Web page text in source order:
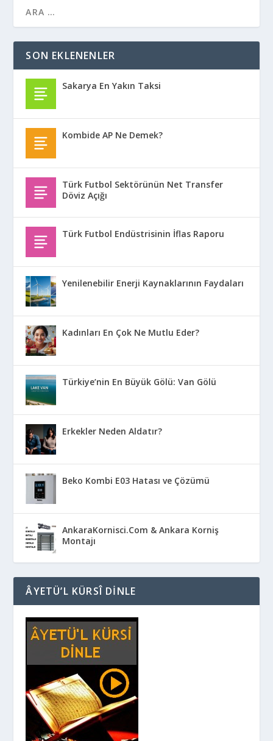
SON EKLENENLER
Sakarya En Yakın Taksi
Kombide AP Ne Demek?
Türk Futbol Sektörünün Net Transfer
Döviz Açığı
Türk Futbol Endüstrisinin İflas Raporu
Yenilenebilir Enerji Kaynaklarının Faydaları
Kadınları En Çok Ne Mutlu Eder?
Türkiye’nin En Büyük Gölü: Van Gölü
Erkekler Neden Aldatır?
Beko Kombi E03 Hatası ve Çözümü
AnkaraKornisci.Com & Ankara Korniş
Montajı
ÂYETÜ’L KÜRSÎ DINLE